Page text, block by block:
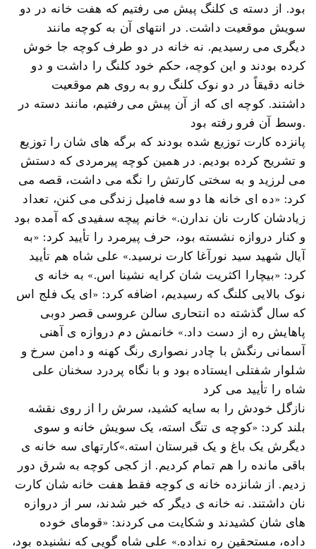
بود. از دسته ی کلنگ پیش می رفتیم که هفت خانه در دو
سویش موقعیت داشت. در انتهای آن به کوچه مانند
دیگری می رسیدیم. نه خانه در دو طرف کوچه جا خوش
کرده بودند و این کوچه، حکم خود کلنگ را داشت و دو
خانه دقیقاً در دو نوک کلنگ رو به روی هم موقعیت
داشتند. کوچه ای که از آن پیش می رفتیم، مانند دسته در
وسط آن فرو رفته بود.
پانزده کارت توزیع شده بودند که برگه های شان را توزیع
و تشریح کرده بودیم. در همین کوچه پیرمردی که دستش
می لرزید و به سختی کارتش را نگه می داشت، قصه می
کرد: «ده ای خانه ها دو سه فامیل زندگی می کنن، تعداد
زیادشان کارت نان ندارن.» خانم پیچه سفیدی که آمده بود
و کنار دروازه نشسته بود، حرف پیرمرد را تأیید کرد: «به
آیال شهید سید نورآغا کارت نرسید.» علی شاه هم تأیید
کرد: «بیچارا اکثریت شان کرایه نشینا اس.» به خانه ی
نوک بالایی کلنگ که رسیدیم، اضافه کرد: «ای یک فلج اس
که سال گذشته ده انتحاری سالن عروسی قصر دوبی
پاهایش ره از دست داد.» خانمش دم دروازه ی آهنی
آسمانی رنگش با چادر نصواری رنگ کهنه و دامن سرخ و
شلوار شفتلی ایستاده بود و با نگاه پردرد سخنان علی
شاه را تأیید می کرد
نازگل خودش را به سایه کشید، سرش را از روی نقشه
بلند کرد: «کوچه ی تنگ استه، یک سویش خانه و سوی
دیگرش یک باغ و یک قبرستان استه.»کارتهای سه خانه ی
باقی مانده را هم تمام کردیم. از کجی کوچه به شرق دور
زدیم. از شانزده خانه ی کوچه فقط هفت خانه شان کارت
نان داشتند. نه خانه ی دیگر که خبر شدند، سر از دروازه
های شان کشیدند و شکایت می کردند: «قومای خوده
داده، مستحقین ره نداده.» علی شاه گویی که نشنیده بود،